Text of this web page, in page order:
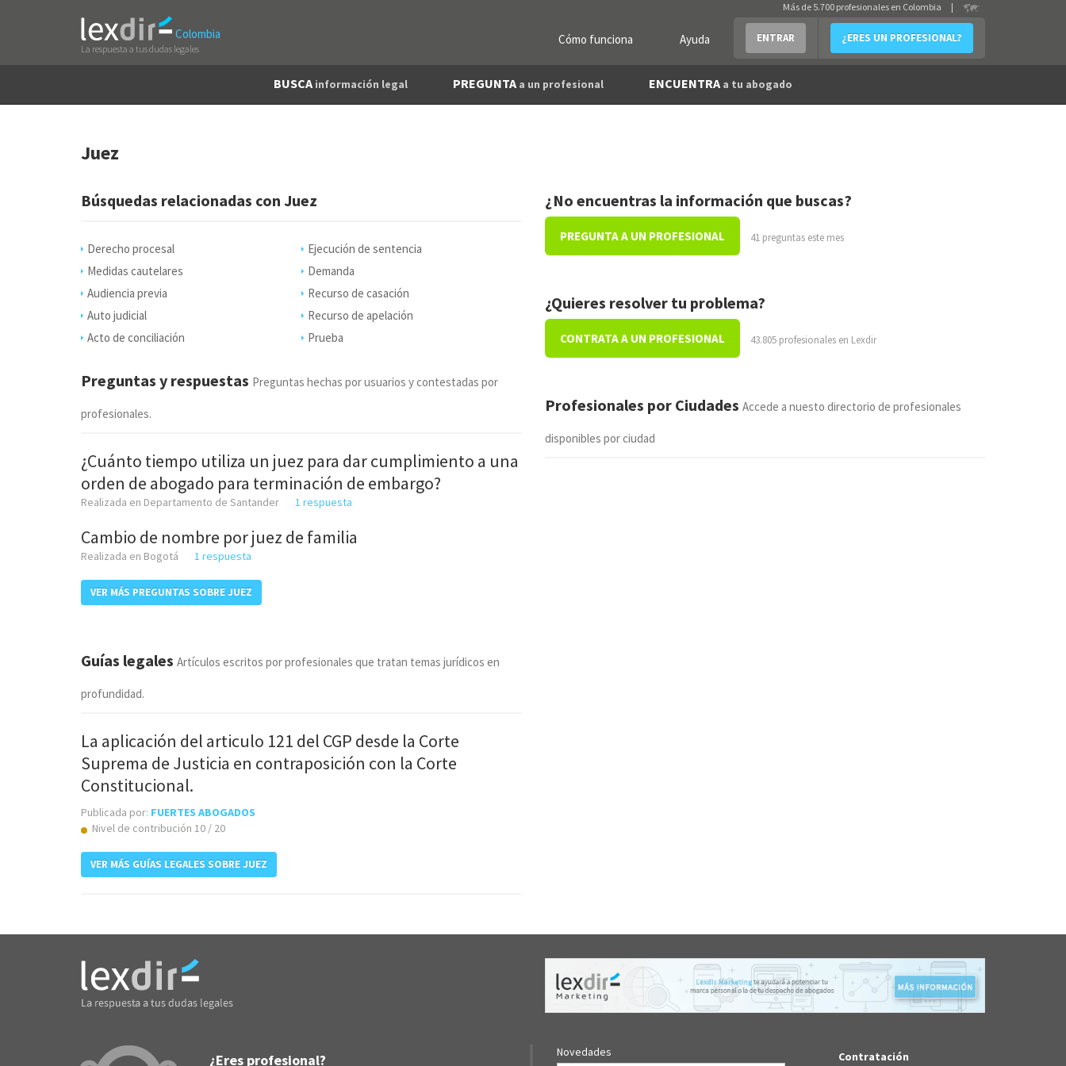
Colombia
La respuesta a tus dudas legales
Cómo funciona Ayuda ENTRAR ¿ERES UN PROFESIONAL?
Más de 5.700 profesionales en Colombia |
BUSCA información legal PREGUNTA a un profesional ENCUENTRA a tu abogado
Juez
Búsquedas relacionadas con Juez
Derecho procesal
Ejecución de sentencia
Medidas cautelares
Demanda
Audiencia previa
Recurso de casación
Auto judicial
Recurso de apelación
Acto de conciliación
Prueba
Preguntas y respuestas Preguntas hechas por usuarios y contestadas por
profesionales.
¿Cuánto tiempo utiliza un juez para dar cumplimiento a una
orden de abogado para terminación de embargo?
Realizada en Departamento de Santander 1 respuesta
Cambio de nombre por juez de familia
Realizada en Bogotá 1 respuesta
VER MÁS PREGUNTAS SOBRE JUEZ
Guías legales Artículos escritos por profesionales que tratan temas jurídicos en
profundidad.
La aplicación del articulo 121 del CGP desde la Corte
Suprema de Justicia en contraposición con la Corte
Constitucional.
Publicada por: FUERTES ABOGADOS
Nivel de contribución 10 / 20
VER MÁS GUÍAS LEGALES SOBRE JUEZ
¿No encuentras la información que buscas?
PREGUNTA A UN PROFESIONAL 41 preguntas este mes
¿Quieres resolver tu problema?
CONTRATA A UN PROFESIONAL 43.805 profesionales en Lexdir
Profesionales por Ciudades Accede a nuesto directorio de profesionales
disponibles por ciudad
¿Eres profesional? Novedades Contratación